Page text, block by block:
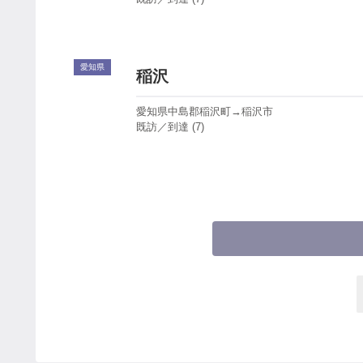
愛知県
稲沢
愛知県中島郡稲沢町→稲沢市
既訪／到達 (7)